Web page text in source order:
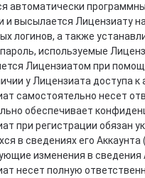
автоматически
и высылается Лицензиату
логинов, а также
используемые
Лицензиатом при
у Лицензиата доступа
самостоятельно несет
обеспечивает
при регистрации обязан
в сведениях его
изменения в сведения
несет полную